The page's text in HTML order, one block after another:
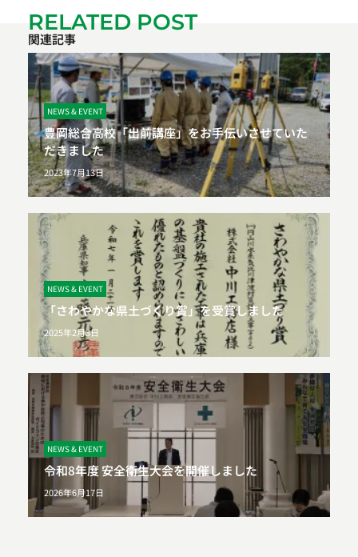
RELATED POST
関連記事
NEWS & EVENT
豊岡総合高校「出前講座」をお手伝いさせていた
だきました
2023年7月13日
NEWS & EVENT
「さわやかな県土づくり賞」を受賞しました
2025年2月3日
NEWS & EVENT
令和8年度 安全衛生大会を開催しました
2026年6月17日